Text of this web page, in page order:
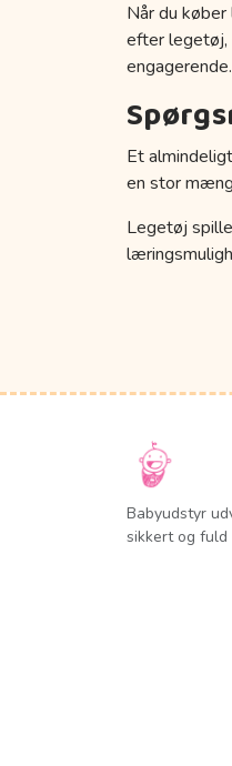
Når du
efter legetøj,
engagerende.
Et
en stor
Legetøj
Babyudstyr
sikkert og fuld